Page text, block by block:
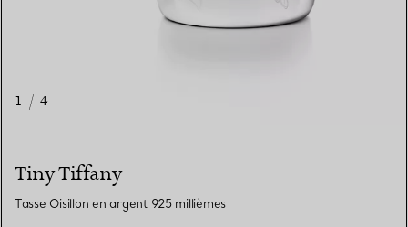
1 / 4
Tiny Tiffany
Tasse Oisillon en argent 925 millièmes